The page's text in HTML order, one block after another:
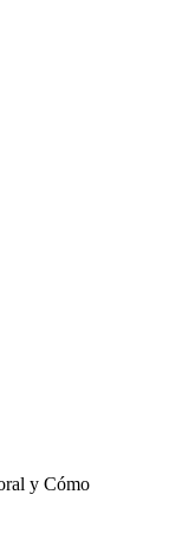
y Cómo